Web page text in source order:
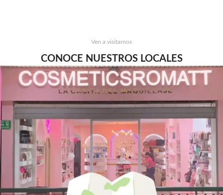
Ven a visitarnos
CONOCE NUESTROS LOCALES